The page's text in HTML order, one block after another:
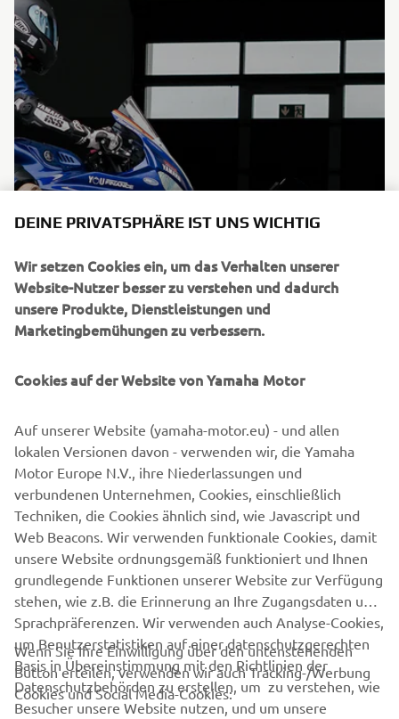
INSTRUKTORENFAHRTEN UND TEST-RIDES MIT
UNSEREN AKTUELLEN SUPERSPORT MODELLEN. JETZT
TICKETS FÜR UNSERE EVENTS IN 2023 SICHERN!
YAMAHA TRACK DAYS
1/3
UNTERNEHMEN
DEINE PRIVATSPHÄRE IST UNS WICHTIG
Wir setzen Cookies ein, um das Verhalten unserer
Website-Nutzer besser zu verstehen und dadurch
unsere Produkte, Dienstleistungen und
Marketingbemühungen zu verbessern.
Cookies auf der Website von Yamaha Motor
Auf unserer Website (yamaha-motor.eu) - und allen
lokalen Versionen davon - verwenden wir, die Yamaha
Motor Europe N.V., ihre Niederlassungen und
verbundenen Unternehmen, Cookies, einschließlich
Techniken, die Cookies ähnlich sind, wie Javascript und
Web Beacons. Wir verwenden funktionale Cookies, damit
unsere Website ordnungsgemäß funktioniert und Ihnen
grundlegende Funktionen unserer Website zur Verfügung
stehen, wie z.B. die Erinnerung an Ihre Zugangsdaten und
Sprachpräferenzen. Wir verwenden auch Analyse-Cookies,
um Benutzerstatistiken auf einer datenschutzgerechten
Basis in Übereinstimmung mit den Richtlinien der
Datenschutzbehörden zu erstellen, um zu verstehen, wie
Besucher unsere Website nutzen, und um unsere
Wenn Sie Ihre Einwilligung über den untenstehenden
Button erteilen, verwenden wir auch Tracking-/Werbung
Cookies und Social Media-Cookies: